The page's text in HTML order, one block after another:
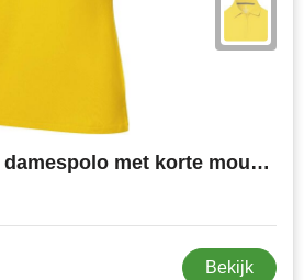
Calgary 200 g/m² damespolo met korte mouwen
Bekijk